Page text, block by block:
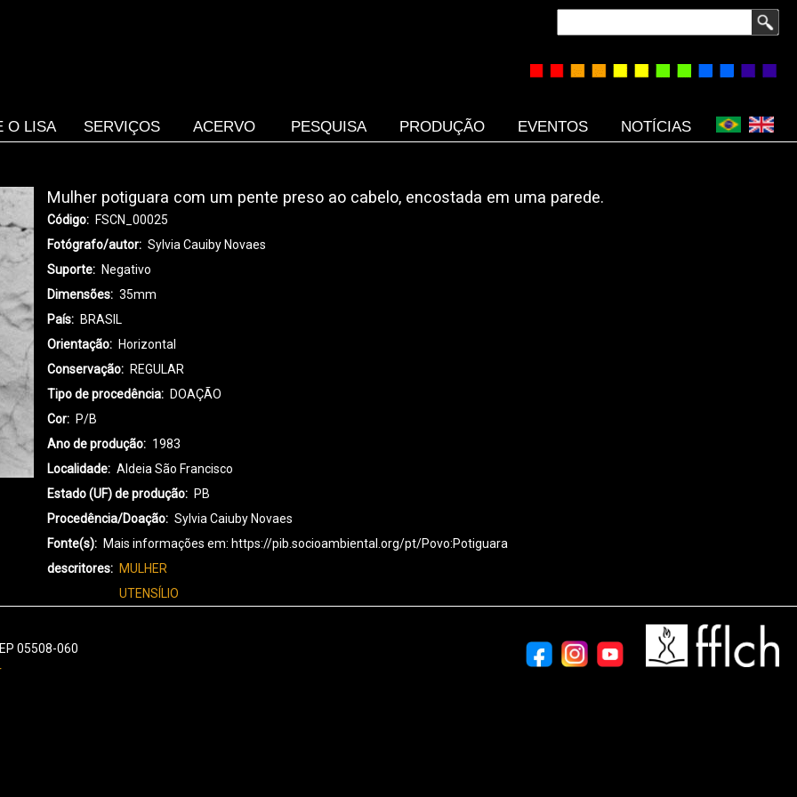
O LISA SERVIÇOS ACERVO PESQUISA PRODUÇÃO EVENTOS NOTÍCIAS
Mulher potiguara com um pente preso ao cabelo, encostada em uma parede.
Código
FSCN_00025
Fotógrafo/autor
Sylvia Cauiby Novaes
Suporte
Negativo
Dimensões
35mm
País
BRASIL
Orientação
Horizontal
Conservação
REGULAR
Tipo de procedência
DOAÇÃO
Cor
P/B
Ano de produção
1983
Localidade
Aldeia São Francisco
Estado (UF) de produção
PB
Procedência/Doação
Sylvia Caiuby Novaes
Fonte(s)
Mais informações em: https://pib.socioambiental.org/pt/Povo:Potiguara
descritores
MULHER
UTENSÍLIO
05508-060